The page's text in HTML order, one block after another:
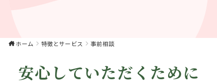
ホーム 特徴とサービス 事前相談
安心していただくために